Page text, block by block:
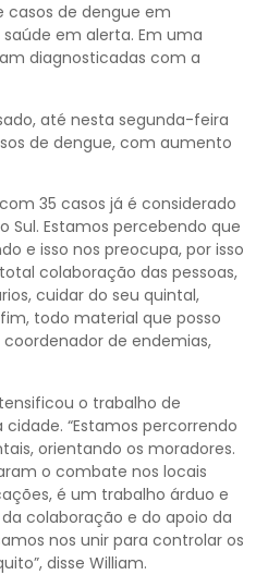
de dengue em
em alerta. Em uma
diagnosticadas com a
até nesta segunda-feira
de dengue, com aumento
35 casos já é considerado
Sul. Estamos percebendo que
e isso nos preocupa, por isso
colaboração das pessoas,
cuidar do seu quintal,
todo material que posso
de endemias,
o trabalho de
“Estamos percorrendo
orientando os moradores.
o combate nos locais
é um trabalho árduo e
colaboração e do apoio da
nos unir para controlar os
disse William.